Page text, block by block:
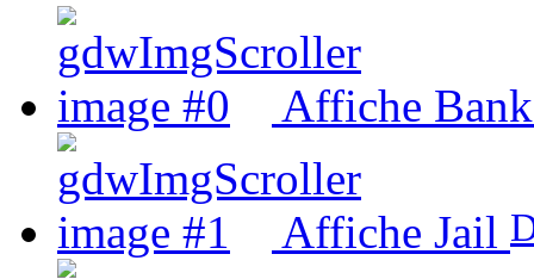
Affiche Bank
Affiche Jail